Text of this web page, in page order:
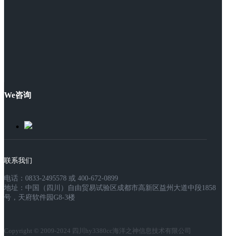
We咨询
联系我们
电话：0833-2495578 或 400-672-0899
地址：中国（四川）自由贸易试验区成都市高新区益州大道中段1858
号，天府软件园G8-3楼
Copyright © 2009-2024 四川hy3380cc海洋之神信息技术有限公司